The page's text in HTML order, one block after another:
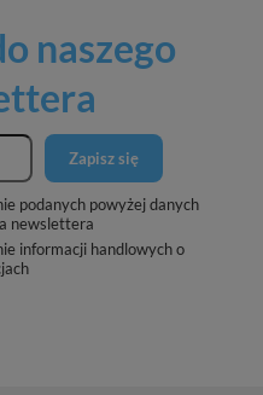
naszego
Zapisz się
podanych powyżej danych
newslettera
informacji handlowych o